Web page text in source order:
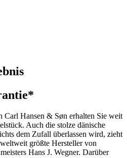
Carl Hansen & Søn erhalten Sie weit
Auch die stolze dänische
dem Zufall überlassen wird, zieht
größte Hersteller von
Hans J. Wegner. Darüber